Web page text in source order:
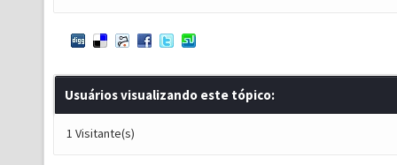
Usuários visualizando este tópico:
1 Visitante(s)